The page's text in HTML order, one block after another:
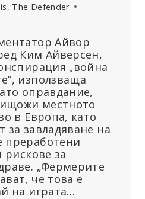
The Defender
Айвор
Ким Айверсен,
„война
използваща
оправдание,
местното
в Европа, като
за завладяване на
преработени
рискове за
„Фермерите
че това е
на играта…